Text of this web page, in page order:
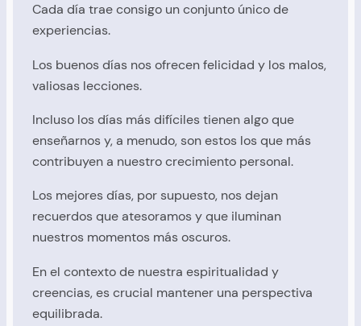
Cada día trae consigo un conjunto único de
experiencias.
Los buenos días nos ofrecen felicidad y los malos,
valiosas lecciones.
Incluso los días más difíciles tienen algo que
enseñarnos y, a menudo, son estos los que más
contribuyen a nuestro crecimiento personal.
Los mejores días, por supuesto, nos dejan
recuerdos que atesoramos y que iluminan
nuestros momentos más oscuros.
En el contexto de nuestra espiritualidad y
creencias, es crucial mantener una perspectiva
equilibrada.